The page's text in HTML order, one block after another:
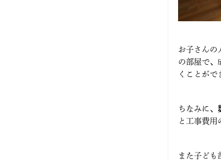
お子さんの
の部屋で、
くことが
ちなみに、
と工事費
また子ども